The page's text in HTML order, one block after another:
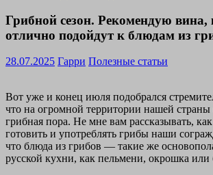
Грибной сезон. Рекомендую вина,
отлично подойдут к блюдам из
28.07.2025 Гарри Полезные статьи
Вот уже и конец июля подобрался
что на огромной территории нашей страны
грибная пора. Не мне вам рассказывать,
готовить и употреблять грибы наши
что блюда из грибов — такие же
русской кухни, как пельмени, окрошка